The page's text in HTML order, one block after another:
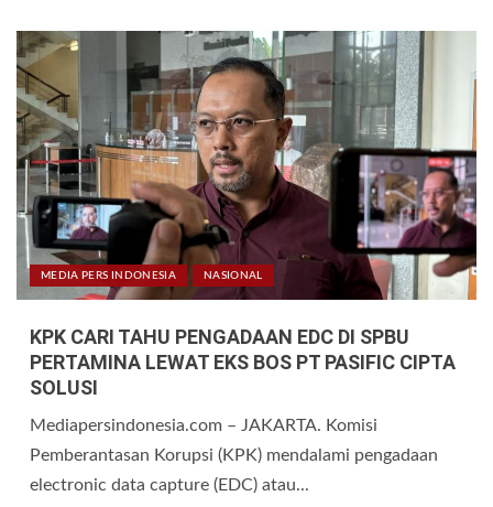
MEDIA PERS INDONESIA NASIONAL
KPK CARI TAHU PENGADAAN EDC DI SPBU
PERTAMINA LEWAT EKS BOS PT PASIFIC CIPTA
SOLUSI
Mediapersindonesia.com – JAKARTA. Komisi
Pemberantasan Korupsi (KPK) mendalami pengadaan
electronic data capture (EDC) atau...